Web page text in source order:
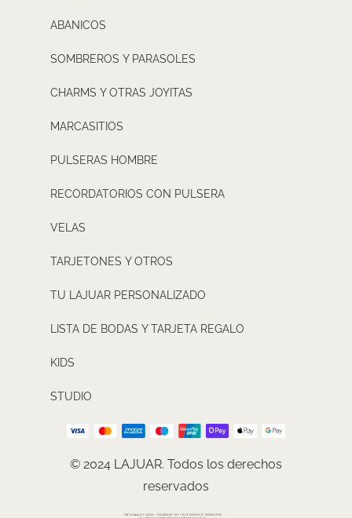
ABANICOS
SOMBREROS Y PARASOLES
CHARMS Y OTRAS JOYITAS
MARCASITIOS
PULSERAS HOMBRE
RECORDATORIOS CON PULSERA
VELAS
TARJETONES Y OTROS
TU LAJUAR PERSONALIZADO
LISTA DE BODAS Y TARJETA REGALO
KIDS
STUDIO
© 2024 LAJUAR. Todos los derechos
reservados